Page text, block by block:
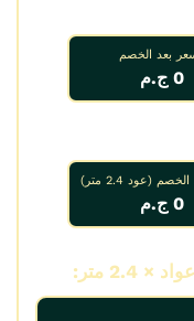
بعد الخصم
0 ج.م
(عود 2.4 متر)
0 ج.م
× 2.4 متر: